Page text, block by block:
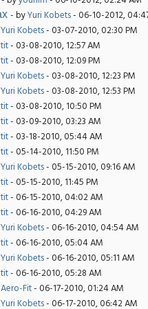
- byYuri Kobets- 06-10-2012,
Yuri Kobets- 03-07-2010, 02:30 PM
tit- 03-08-2010, 12:57 AM
tit- 03-08-2010, 12:09 PM
Yuri Kobets- 03-08-2010, 12:23 PM
Yuri Kobets- 03-08-2010, 12:53 PM
tit- 03-08-2010, 10:50 PM
tit- 03-09-2010, 03:23 AM
tit- 03-18-2010, 05:44 AM
tit- 05-14-2010, 11:50 PM
Yuri Kobets- 05-15-2010, 09:16 AM
tit- 05-15-2010, 11:45 PM
tit- 06-15-2010, 04:02 AM
tit- 06-16-2010, 04:29 AM
Yuri Kobets- 06-16-2010, 04:54 AM
tit- 06-16-2010, 05:04 AM
Yuri Kobets- 06-16-2010, 05:11 AM
tit- 06-16-2010, 05:28 AM
Aero-Fit- 06-17-2010, 01:24 AM
Yuri Kobets- 06-17-2010, 06:42 AM